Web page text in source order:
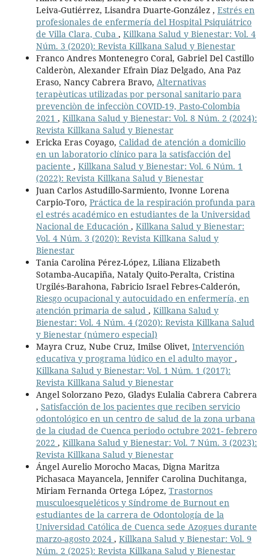
Leiva-Gutiérrez, Lisandra Duarte-González , Estrés en
profesionales de enfermería del Hospital Psiquiátrico
de Villa Clara, Cuba , Killkana Salud y Bienestar: Vol. 4
Núm. 3 (2020): Revista Killkana Salud y Bienestar
Franco Andres Montenegro Coral, Gabriel Del Castillo
Calderòn, Alexander Efraìn Diaz Delgado, Ana Paz
Eraso, Nancy Cabrera Bravo, Alternativas
terapèuticas utilizadas por personal sanitario para
prevenciòn de infecciòn COVID-19, Pasto-Colombia
2021 , Killkana Salud y Bienestar: Vol. 8 Núm. 2 (2024):
Revista Killkana Salud y Bienestar
Ericka Eras Coyago, Calidad de atención a domicilio
en un laboratorio clínico para la satisfacción del
paciente , Killkana Salud y Bienestar: Vol. 6 Núm. 1
(2022): Revista Killkana Salud y Bienestar
Juan Carlos Astudillo-Sarmiento, Ivonne Lorena
Carpio-Toro, Práctica de la respiración profunda para
el estrés académico en estudiantes de la Universidad
Nacional de Educación , Killkana Salud y Bienestar:
Vol. 4 Núm. 3 (2020): Revista Killkana Salud y
Bienestar
Tania Carolina Pérez-López, Liliana Elizabeth
Sotamba-Aucapiña, Nataly Quito-Peralta, Cristina
Urgilés-Barahona, Fabricio Israel Febres-Calderón,
Riesgo ocupacional y autocuidado en enfermería, en
atención primaria de salud , Killkana Salud y
Bienestar: Vol. 4 Núm. 4 (2020): Revista Killkana Salud
y Bienestar (número especial)
Mayra Cruz, Nube Cruz, Imilse Olivet, Intervención
educativa y programa lúdico en el adulto mayor ,
Killkana Salud y Bienestar: Vol. 1 Núm. 1 (2017):
Revista Killkana Salud y Bienestar
Angel Solorzano Pezo, Gladys Eulalia Cabrera Cabrera
, Satisfacción de los pacientes que reciben servicio
odontológico en un centro de salud de la zona urbana
de la ciudad de Cuenca periodo octubre 2021- febrero
2022 , Killkana Salud y Bienestar: Vol. 7 Núm. 3 (2023):
Revista Killkana Salud y Bienestar
Ángel Aurelio Morocho Macas, Digna Maritza
Pichasaca Mayancela, Jennifer Carolina Duchitanga,
Miriam Fernanda Ortega López, Trastornos
musculoesqueléticos y Síndrome de Burnout en
estudiantes de la carrera de Odontología de la
Universidad Católica de Cuenca sede Azogues durante
marzo-agosto 2024 , Killkana Salud y Bienestar: Vol. 9
Núm. 2 (2025): Revista Killkana Salud y Bienestar